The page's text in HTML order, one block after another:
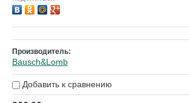
Производитель:
Bausch&Lomb
Добавить к сравнению